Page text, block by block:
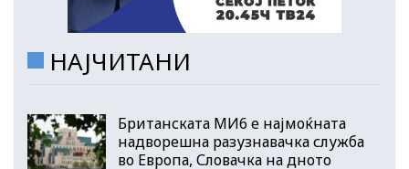
НАЈЧИТАНИ
Британската МИ6 е најмоќната
надворешна разузнавачка служба
во Европа, Словачка на дното